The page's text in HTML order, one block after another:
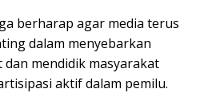
berharap agar media terus
dalam menyebarkan
mendidik masyarakat
aktif dalam pemilu.